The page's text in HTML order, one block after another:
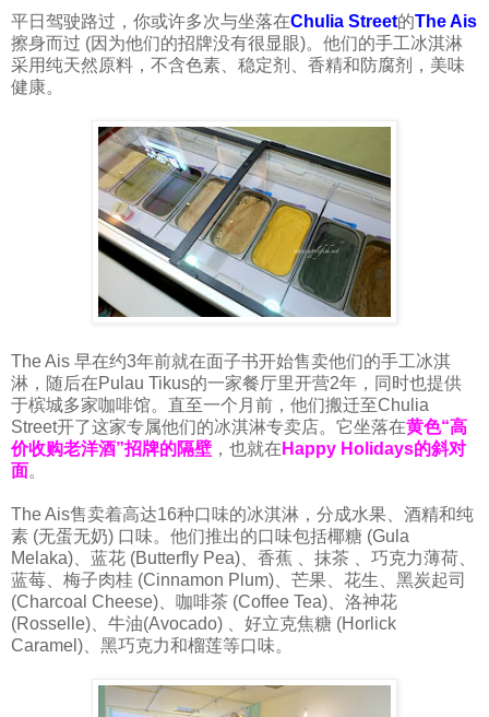
平日驾驶路过，你或许多次与坐落在Chulia Street的The Ais
擦身而过 (因为他们的招牌没有很显眼)。他们的手工冰淇淋
采用纯天然原料，不含色素、稳定剂、香精和防腐剂，美味
健康。
The Ais 早在约3年前就在面子书开始售卖他们的手工冰淇
淋，随后在Pulau Tikus的一家餐厅里开营2年，同时也提供
于槟城多家咖啡馆。直至一个月前，他们搬迁至Chulia
Street开了这家专属他们的冰淇淋专卖店。它坐落在黄色“高
价收购老洋酒”招牌的隔壁 ，也就在 Happy Holidays的斜对
面。
The Ais售卖着高达16种口味的冰淇淋，分成水果、酒精和纯
素 (无蛋无奶) 口味。他们推出的口味包括椰糖 (Gula
Melaka)、蓝花 (Butterfly Pea)、香蕉 、抹茶 、巧克力薄荷、
蓝莓、梅子肉桂 (Cinnamon Plum)、芒果、花生、黑炭起司
(Charcoal Cheese)、咖啡茶 (Coffee Tea)、洛神花
(Rosselle)、牛油(Avocado) 、好立克焦糖 (Horlick
Caramel)、黑巧克力和榴莲等口味。